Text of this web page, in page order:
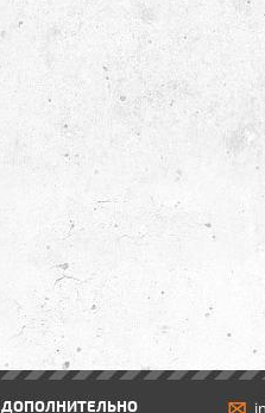
ДОПОЛНИТЕЛЬНО